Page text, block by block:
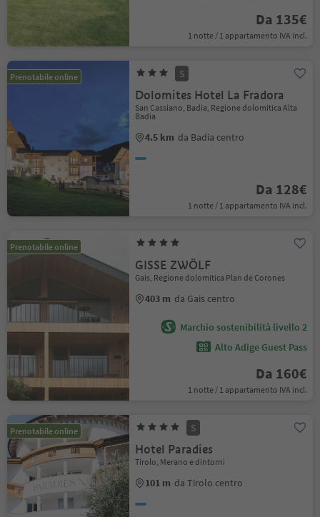
Da 135€
1 notte / 1 appartamento IVA incl.
Prenotabile online S
Dolomites Hotel La Fradora
San Cassiano, Badia, Regione dolomitica Alta
Badia
4.5 km da Badia centro
Da 128€
1 notte / 1 appartamento IVA incl.
Prenotabile online
GISSE ZWÖLF
Gais, Regione dolomitica Plan de Corones
403 m da Gais centro
Marchio sostenibilità livello 2
Alto Adige Guest Pass
Da 160€
1 notte / 1 appartamento IVA incl.
Prenotabile online S
Hotel Paradies
Tirolo, Merano e dintorni
101 m da Tirolo centro